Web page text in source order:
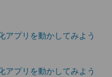
アプリを動かしてみよう
アプリを動かしてみよう